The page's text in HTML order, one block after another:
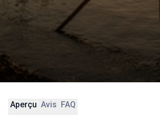
Aperçu Avis FAQ